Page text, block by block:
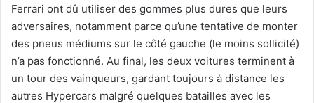
Ferrari ont dû utiliser des gommes plus dures que leurs
adversaires, notamment parce qu’une tentative de monter
des pneus médiums sur le côté gauche (le moins sollicité)
n’a pas fonctionné. Au final, les deux voitures terminent à
un tour des vainqueurs, gardant toujours à distance les
autres Hypercars malgré quelques batailles avec les